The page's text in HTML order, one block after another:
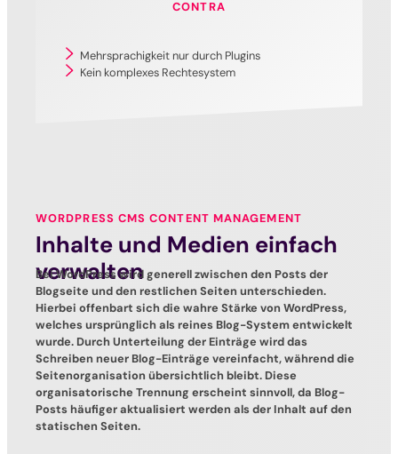
CONTRA
Mehrsprachigkeit nur durch Plugins
Kein komplexes Rechtesystem
WORDPRESS CMS CONTENT MANAGEMENT
Inhalte und Medien einfach
verwalten
Bei WordPress wird generell zwischen den Posts der
Blogseite und den restlichen Seiten unterschieden.
Hierbei offenbart sich die wahre Stärke von WordPress,
welches ursprünglich als reines Blog-System entwickelt
wurde. Durch Unterteilung der Einträge wird das
Schreiben neuer Blog-Einträge vereinfacht, während die
Seitenorganisation übersichtlich bleibt. Diese
organisatorische Trennung erscheint sinnvoll, da Blog-
Posts häufiger aktualisiert werden als der Inhalt auf den
statischen Seiten.